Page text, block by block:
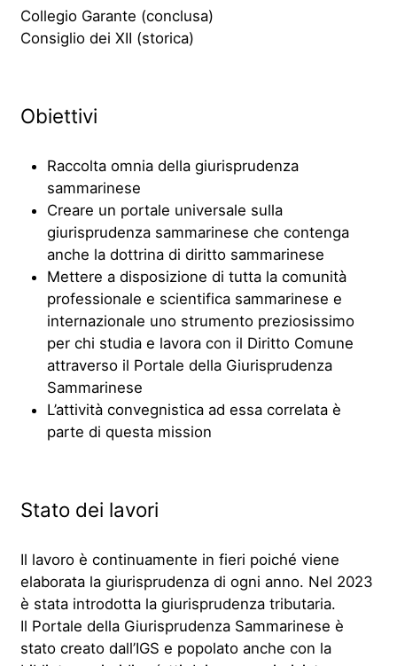
Collegio Garante (conclusa)
Consiglio dei XII (storica)
Obiettivi
Raccolta omnia della giurisprudenza
sammarinese
Creare un portale universale sulla
giurisprudenza sammarinese che contenga
anche la dottrina di diritto sammarinese
Mettere a disposizione di tutta la comunità
professionale e scientifica sammarinese e
internazionale uno strumento preziosissimo
per chi studia e lavora con il Diritto Comune
attraverso il Portale della Giurisprudenza
Sammarinese
L’attività convegnistica ad essa correlata è
parte di questa mission
Stato dei lavori
Il lavoro è continuamente in fieri poiché viene
elaborata la giurisprudenza di ogni anno. Nel 2023
è stata introdotta la giurisprudenza tributaria.
Il Portale della Giurisprudenza Sammarinese è
stato creato dall’IGS e popolato anche con la